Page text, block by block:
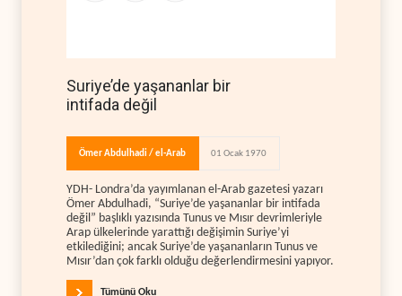
Suriye’de yaşananlar bir
intifada değil
Ömer Abdulhadi / el-Arab 01 Ocak 1970
YDH- Londra’da yayımlanan el-Arab gazetesi yazarı
Ömer Abdulhadi, “Suriye’de yaşananlar bir intifada
değil” başlıklı yazısında Tunus ve Mısır devrimleriyle
Arap ülkelerinde yarattığı değişimin Suriye’yi
etkilediğini; ancak Suriye’de yaşananların Tunus ve
Mısır’dan çok farklı olduğu değerlendirmesini yapıyor.
Tümünü Oku